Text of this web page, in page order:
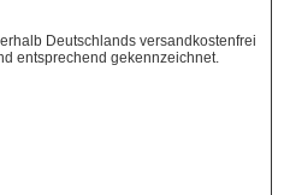
Deutschlands versandkostenfrei
entsprechend gekennzeichnet.